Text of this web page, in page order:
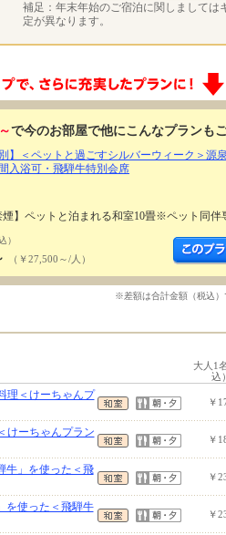
補足：年末年始のご宿泊に関しましては
定が異なります。
で今のお部屋で他にこんなプランも
別】＜ペットと過ごすシルバーウィーク＞源
入浴可・飛騨牛特別会席
煙】ペットと泊まれる和室10畳※ペット同伴
）
（￥27,500～/人）
※差額は合計金額（税込）
大人1
込）
理＜けーちゃんプ
￥
けーちゃんプラン
￥
牛」を使った＜飛
￥
を使った＜飛騨牛
￥